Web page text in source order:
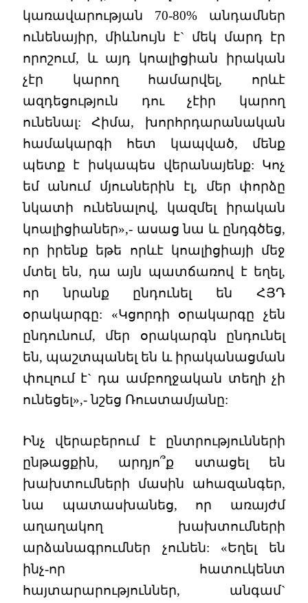
կառավարության 70-80% անդամներ
ունենայիր, միևնույն է` մեկ մարդ էր
որոշում, և այդ կոալիցիան իրական
չէր կարող համարվել, որևէ
ազդեցություն դու չէիր կարող
ունենալ: Հիմա, խորհրդարանական
համակարգի հետ կապված, մենք
պետք է իսկապես վերանայենք: Կոչ
եմ անում մյուսներին էլ, մեր փորձը
նկատի ունենալով, կազմել իրական
կոալիցիաներ»,- ասաց նա և ընդգծեց,
որ իրենք եթե որևէ կոալիցիայի մեջ
մտել են, դա այն պատճառով է եղել,
որ նրանք ընդունել են ՀՅԴ
օրակարգը: «Կցորդի օրակարգը չեն
ընդունում, մեր օրակարգն ընդունել
են, պաշտպանել են և իրականացման
փուլում է` դա ամբողջական տեղի չի
ունեցել»,- նշեց Ռուստամյանը:
Ինչ վերաբերում է ընտրությունների
ընթացքին, արդյո՞ք ստացել են
խախտումների մասին ահազանգեր,
նա պատասխանեց, որ առայժմ
աղաղակող խախտումների
արձանագրումներ չունեն: «Եղել են
ինչ-որ հատուկենտ
հայտարարություններ, անգամ`